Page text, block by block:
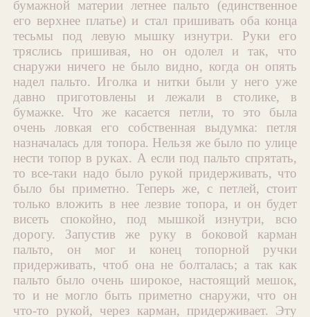
бумажной материи летнее пальто (единственное
его верхнее платье) и стал пришивать оба конца
тесьмы под левую мышку изнутри. Руки его
тряслись пришивая, но он одолел и так, что
снаружи ничего не было видно, когда он опять
надел пальто. Иголка и нитки были у него уже
давно приготовлены и лежали в столике, в
бумажке. Что же касается петли, то это была
очень ловкая его собственная выдумка: петля
назначалась для топора. Нельзя же было по улице
нести топор в руках. А если под пальто спрятать,
то все-таки надо было рукой придерживать, что
было бы приметно. Теперь же, с петлей, стоит
только вложить в нее лезвие топора, и он будет
висеть спокойно, под мышкой изнутри, всю
дорогу. Запустив же руку в боковой карман
пальто, он мог и конец топорной ручки
придерживать, чтоб она не болталась; а так как
пальто было очень широкое, настоящий мешок,
то и не могло быть приметно снаружи, что он
что-то рукой, через карман, придерживает. Эту